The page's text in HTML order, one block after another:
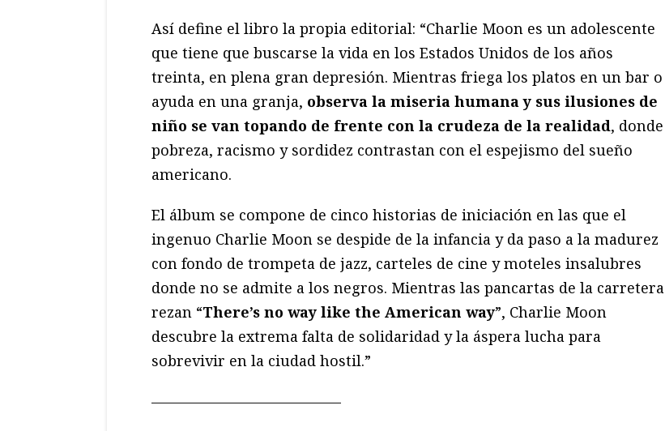
Así define el libro la propia editorial: “Charlie Moon es un adolescente
que tiene que buscarse la vida en los Estados Unidos de los años
treinta, en plena gran depresión. Mientras friega los platos en un bar o
ayuda en una granja, observa la miseria humana y sus ilusiones de
niño se van topando de frente con la crudeza de la realidad, donde
pobreza, racismo y sordidez contrastan con el espejismo del sueño
americano.
El álbum se compone de cinco historias de iniciación en las que el
ingenuo Charlie Moon se despide de la infancia y da paso a la madurez
con fondo de trompeta de jazz, carteles de cine y moteles insalubres
donde no se admite a los negros. Mientras las pancartas de la carretera
rezan “There’s no way like the American way”, Charlie Moon
descubre la extrema falta de solidaridad y la áspera lucha para
sobrevivir en la ciudad hostil.”
—————————————